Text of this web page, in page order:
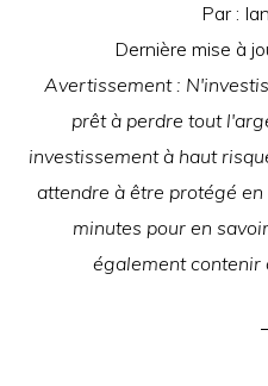
Par :
Dernière mise à
Avertissement :
prêt à perdre tout
investissement à haut
attendre à être protégé
minutes pour en
également contenir